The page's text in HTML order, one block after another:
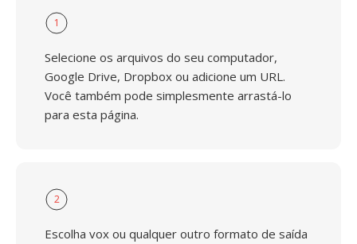
1
Selecione os arquivos do seu computador,
Google Drive, Dropbox ou adicione um URL.
Você também pode simplesmente arrastá-lo
para esta página.
2
Escolha vox ou qualquer outro formato de saída